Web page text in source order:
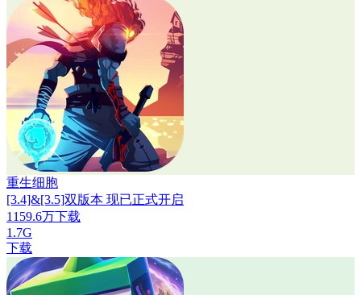
重生细胞
[3.4]&[3.5]双版本 现已正式开启
1159.6万下载
1.7G
下载